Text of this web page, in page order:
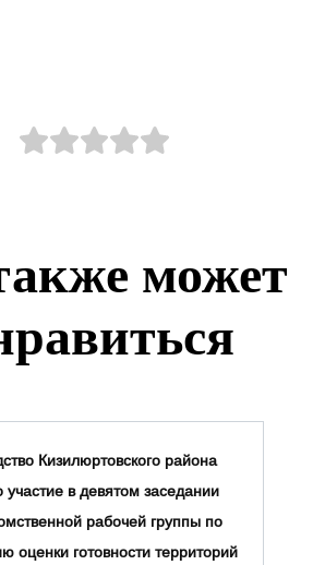
может
Кизилюртовского района
участие в девятом заседании
рабочей группы по
оценки готовности территорий